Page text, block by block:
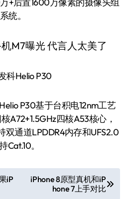
统。
科Helio P30
P30基于台积电12nm工艺
A72+1.5GHz四核A53核心，
双通道LPDDR4内存和UFS2.0
。
iP
iPhone 8原型真机和iP
hone 7上手对比